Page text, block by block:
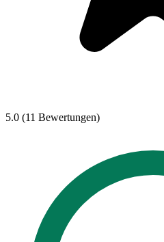
5.0 (11 Bewertungen)